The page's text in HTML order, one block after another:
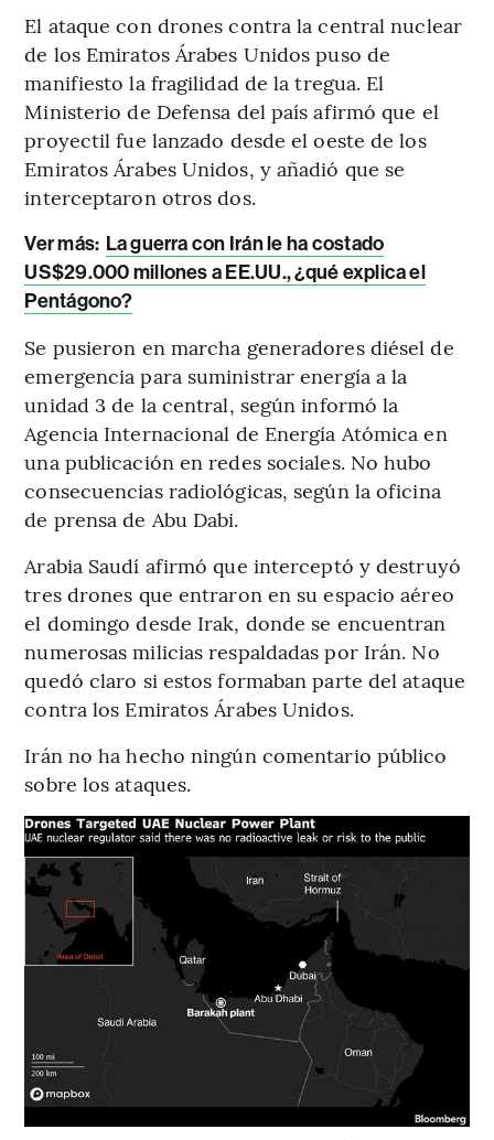
El ataque con drones contra la central nuclear
de los Emiratos Árabes Unidos puso de
manifiesto la fragilidad de la tregua. El
Ministerio de Defensa del país afirmó que el
proyectil fue lanzado desde el oeste de los
Emiratos Árabes Unidos, y añadió que se
interceptaron otros dos.
Ver más: La guerra con Irán le ha costado
US$29.000 millones a EE.UU., ¿qué explica el
Pentágono?
Se pusieron en marcha generadores diésel de
emergencia para suministrar energía a la
unidad 3 de la central, según informó la
Agencia Internacional de Energía Atómica en
una publicación en redes sociales. No hubo
consecuencias radiológicas, según la oficina
de prensa de Abu Dabi.
Arabia Saudí afirmó que interceptó y destruyó
tres drones que entraron en su espacio aéreo
el domingo desde Irak, donde se encuentran
numerosas milicias respaldadas por Irán. No
quedó claro si estos formaban parte del ataque
contra los Emiratos Árabes Unidos.
Irán no ha hecho ningún comentario público
sobre los ataques.